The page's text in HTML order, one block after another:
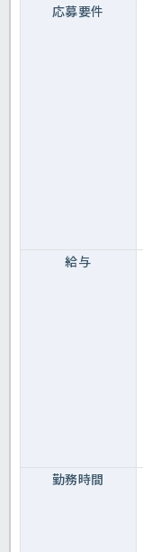
応募要件
給与
勤務時間